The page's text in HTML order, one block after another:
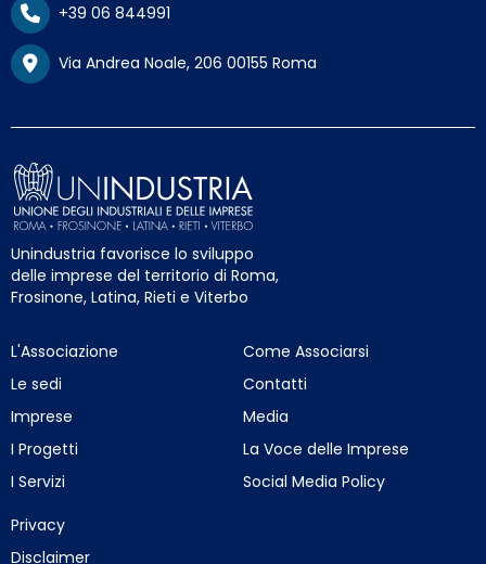
+39 06 844991
Via Andrea Noale, 206 00155 Roma
Unindustria favorisce lo sviluppo
delle imprese del territorio di Roma,
Frosinone, Latina, Rieti e Viterbo
L'Associazione
Le sedi
Imprese
I Progetti
I Servizi
Come Associarsi
Contatti
Media
La Voce delle Imprese
Social Media Policy
Privacy
Disclaimer